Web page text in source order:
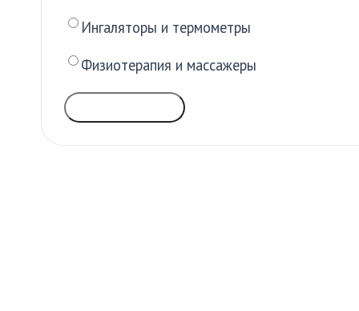
Ингаляторы и термометры
Физиотерапия и массажеры